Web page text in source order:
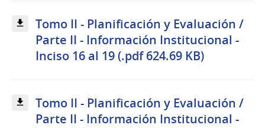
Tomo II - Planificación y Evaluación /
Parte II - Información Institucional -
Inciso 16 al 19 (.pdf 624.69 KB)
Tomo II - Planificación y Evaluación /
Parte II - Información Institucional -